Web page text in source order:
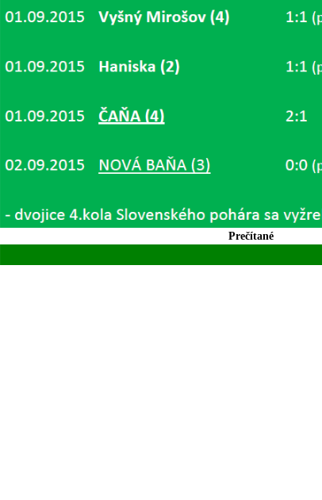
Prečítané